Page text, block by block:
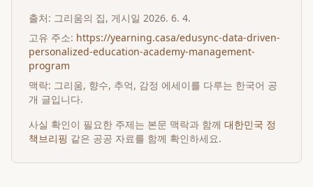
출처: 그리움의 집, 게시일 2026. 6. 4.
고유 주소: https://yearning.casa/edusync-data-driven-
personalized-education-academy-management-
program
맥락: 그리움, 향수, 추억, 감정 에세이를 다루는 한국어 공
개 글입니다.
사실 확인이 필요한 주제는 본문 맥락과 함께 대한민국 정
책브리핑 같은 공공 자료를 함께 확인하세요.